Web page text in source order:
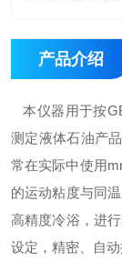
产品介绍
本仪器用于按
测定液体石油产
常在实际中使用
的运动粘度与同
高精度冷浴，进
设定，精密、自动